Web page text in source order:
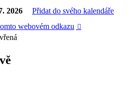
2026
Přidat do svého kalendáře
webovém odkazu 